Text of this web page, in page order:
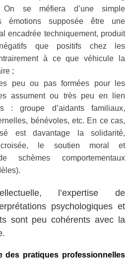
On se méfiera d’une simple
émotions supposée être une
encadrée techniquement, produit
que positifs chez les
à ce que véhicule la
;
peu ou pas formées pour les
assument ou très peu en lien
: groupe d’aidants familiaux,
bénévoles, etc. En ce cas,
est davantage la solidarité,
croisée, le soutien moral et
schèmes comportementaux
l’expertise de
psychologiques et
sont peu cohérents avec la
des pratiques professionnelles